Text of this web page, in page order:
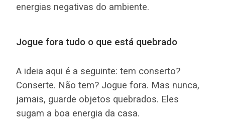
energias negativas do ambiente.
Jogue fora tudo o que está quebrado
A ideia aqui é a seguinte: tem conserto?
Conserte. Não tem? Jogue fora. Mas nunca,
jamais, guarde objetos quebrados. Eles
sugam a boa energia da casa.